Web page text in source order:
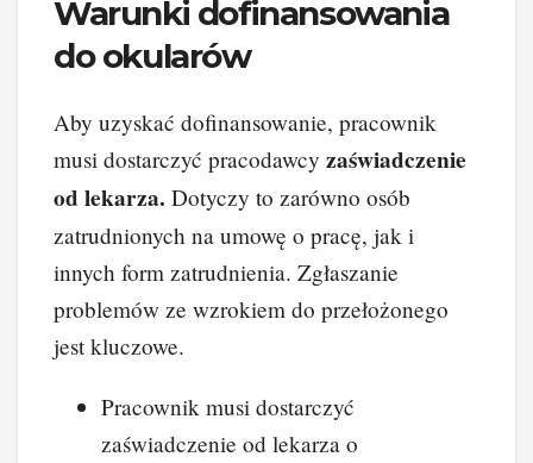
Warunki dofinansowania
do okularów
Aby uzyskać dofinansowanie, pracownik
musi dostarczyć pracodawcy zaświadczenie
od lekarza. Dotyczy to zarówno osób
zatrudnionych na umowę o pracę, jak i
innych form zatrudnienia. Zgłaszanie
problemów ze wzrokiem do przełożonego
jest kluczowe.
Pracownik musi dostarczyć
zaświadczenie od lekarza o